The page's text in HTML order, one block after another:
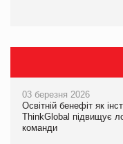
03 березня 2026
Освітній бенефіт як
ThinkGlobal підвищує
команди